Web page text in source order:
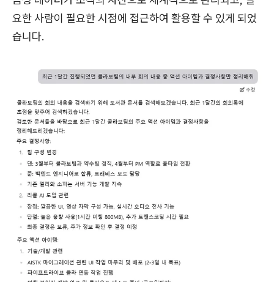
요한 사람이 필요한 시점에 접근하여 활용할 수 있게 되었
습니다.